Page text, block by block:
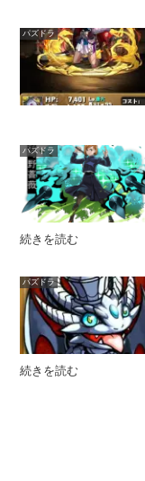
パズドラ
パズドラ
続きを読む
パズドラ
続きを読む